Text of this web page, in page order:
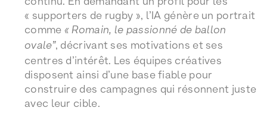
« supporters de rugby », l’IA génère un portrait
comme « Romain, le passionné de ballon
ovale”, décrivant ses motivations et ses
centres d’intérêt. Les équipes créatives
disposent ainsi d’une base fiable pour
construire des campagnes qui résonnent juste
avec leur cible.